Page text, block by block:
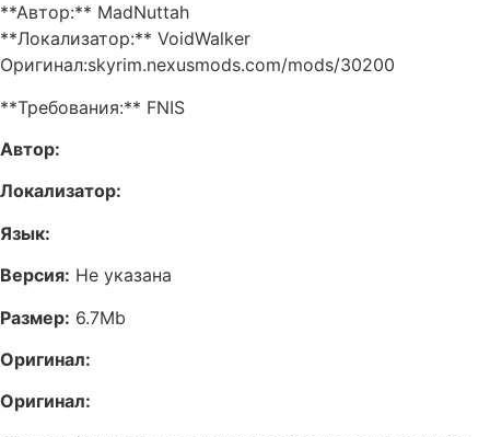
**Автор:** MadNuttah
**Локализатор:** VoidWalker
Оригинал:skyrim.nexusmods.com/mods/30200
**Требования:** FNIS
Автор:
Локализатор:
Язык:
Версия: Не указана
Размер: 6.7Mb
Оригинал:
Оригинал: